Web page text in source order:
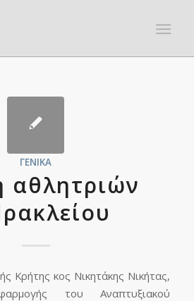
ΓΕΝΙΚΆ
αθλητριών
Κρήτης κος Νικητάκης Νικήτας,
του Αναπτυξιακού